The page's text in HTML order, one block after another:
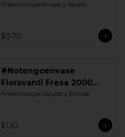
Retornable
Precio incluye envase y líquido
$0.70
#Notengoenvase
Fioravanti Fresa 2000
ML. Retornable
Precio incluye Liquido y Envase
$1.50